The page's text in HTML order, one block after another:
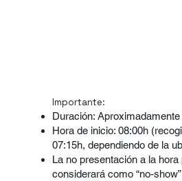
Importante:
Duración:
Hora de inicio: 08:00h
07:15h, dependiendo de la
La no presentación a la
considerará como “no-